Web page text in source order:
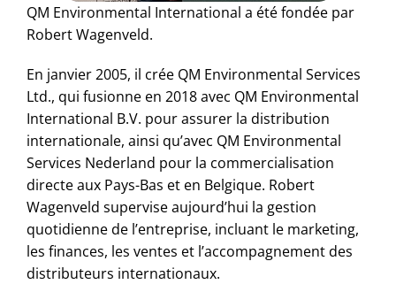
QM Environmental International a été fondée par
Robert Wagenveld.
En janvier 2005, il crée QM Environmental Services
Ltd., qui fusionne en 2018 avec QM Environmental
International B.V. pour assurer la distribution
internationale, ainsi qu’avec QM Environmental
Services Nederland pour la commercialisation
directe aux Pays-Bas et en Belgique. Robert
Wagenveld supervise aujourd’hui la gestion
quotidienne de l’entreprise, incluant le marketing,
les finances, les ventes et l’accompagnement des
distributeurs internationaux.